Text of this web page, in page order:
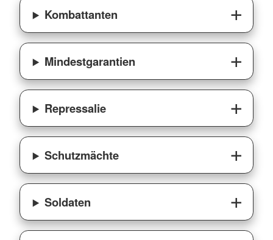
Kombattanten
Mindestgarantien
Repressalie
Schutzmächte
Soldaten